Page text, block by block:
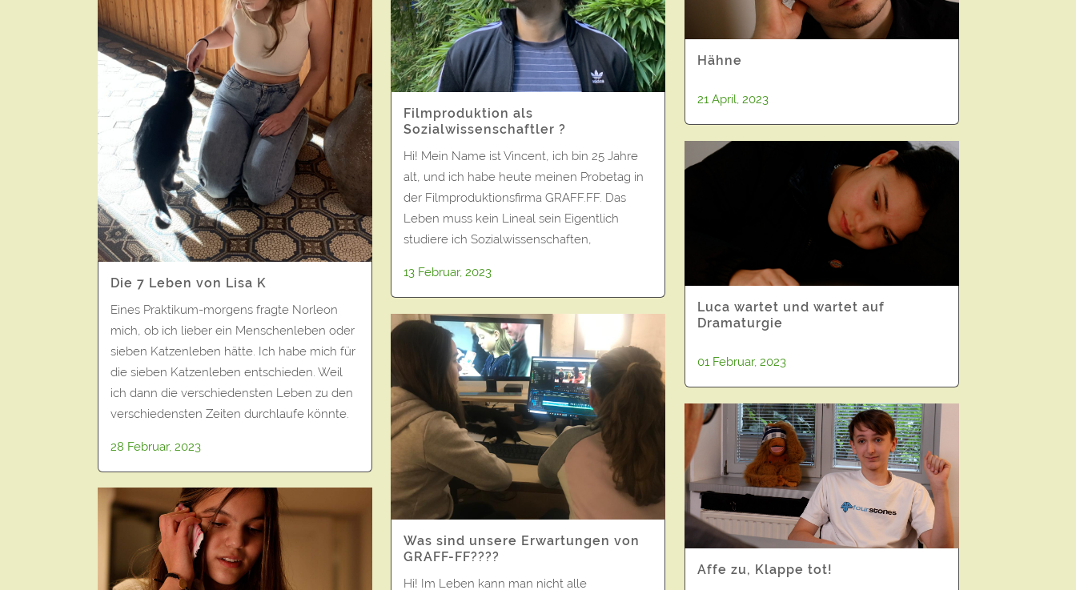
Hähne
21 April, 2023
Die 7 Leben von Lisa K
Eines Praktikum-morgens fragte Norleon
mich, ob ich lieber ein Menschenleben oder
sieben Katzenleben hätte. Ich habe mich für
die sieben Katzenleben entschieden. Weil
ich dann die verschiedensten Leben zu den
verschiedensten Zeiten durchlaufe könnte.
28 Februar, 2023
Filmproduktion als
Sozialwissenschaftler ?
Hi! Mein Name ist Vincent, ich bin 25 Jahre
alt, und ich habe heute meinen Probetag in
der Filmproduktionsfirma GRAFF.FF. Das
Leben muss kein Lineal sein Eigentlich
studiere ich Sozialwissenschaften,
13 Februar, 2023
Luca wartet und wartet auf
Dramaturgie
01 Februar, 2023
Was sind unsere Erwartungen von
GRAFF-FF????
Hi! Im Leben kann man nicht alle
Affe zu, Klappe tot!